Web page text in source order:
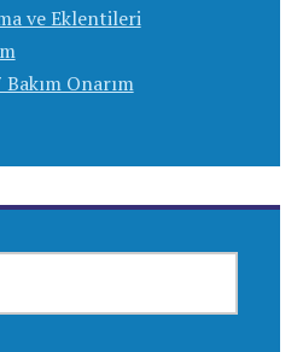
ve Eklentileri
Onarım